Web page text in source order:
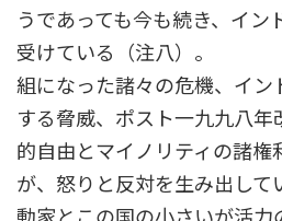
うであっても今も続き、イン
受けている（注八）。
組になった諸々の危機、イン
する脅威、ポスト一九九八
的自由とマイノリティの諸権
が、怒りと反対を生み出して